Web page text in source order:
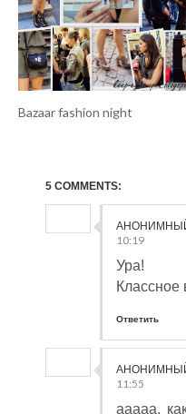
Bazaar fashion night
5 COMMENTS:
10:19
Ура!
Классное
Ответить
11:55
ааааа,